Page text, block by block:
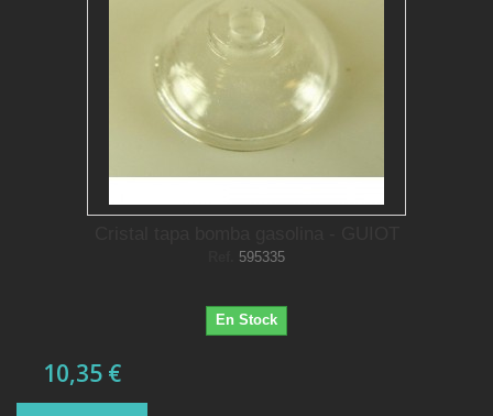
595335
En Stock
10,35 €